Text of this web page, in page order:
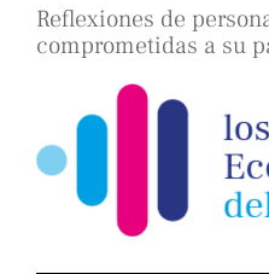
Reflexiones de
comprometidas a su